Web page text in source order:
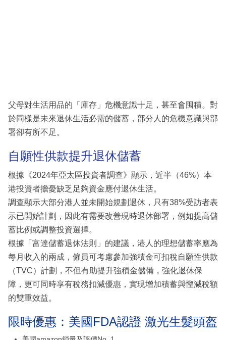
父母對生活用品的「庫存」危機意識十足，甚至會囤積。對
於同樣是未來退休生活必需的儲蓄，部分人的危機意識與部
署卻有所不足。
自願性供款提升退休儲蓄
根據《2024年亞太區投資者調查》顯示，近半（46%）本
港投資者擔憂缺乏足夠資金應付退休生活。
調查顯示大部分港人並未開始規劃退休，只有38%受訪者表
示已開始計劃，因此有需要改善現時退休部署，例如提高儲
蓄比例或調整投資選擇。
根據「富達儲蓄退休法則」的建議，港人的理想儲蓄率應為
每月收入的兩成，僱員可考慮參加強積金可扣稅自願性供款
（TVC）計劃，不但有助提升強積金儲備，強化退休保
障，更可同時享有稅務扣減優惠，實現增加積蓄與慳減稅額
的雙重效益。
限時優惠：美國FDA認證 激光生髮頭盔